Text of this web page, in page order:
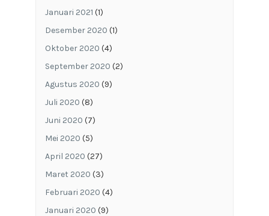
Januari 2021 (1)
Desember 2020 (1)
Oktober 2020 (4)
September 2020 (2)
Agustus 2020 (9)
Juli 2020 (8)
Juni 2020 (7)
Mei 2020 (5)
April 2020 (27)
Maret 2020 (3)
Februari 2020 (4)
Januari 2020 (9)